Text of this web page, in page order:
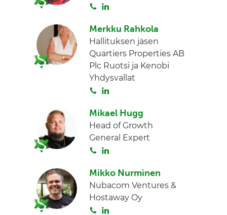
n
S
i
t
a
n
k
e
d
I
Merkku Rahkola
Hallituksen jäsen
Quartiers Properties AB
Plc Ruotsi ja Kenobi
Yhdysvallat
S
i
t
a
n
k
e
n
Mikael Hugg
Head of Growth
General Expert
S
i
t
a
n
k
e
Mikko Nurminen
Nubacom Ventures &
Hostaway Oy
S